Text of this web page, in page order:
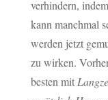
verhindern,
kann manchmal
werden jetzt
zu wirken.
besten mit